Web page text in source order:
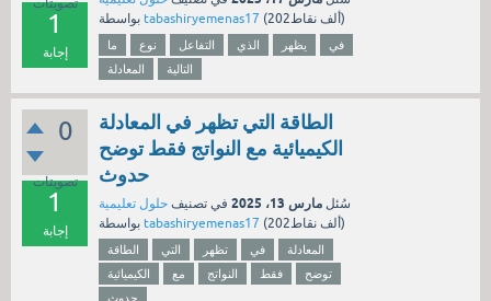
تصويتات
1
إجابة
tabashiryemenas17 ( 202ألف نقاط)
ما نوع التفاعل الذي يظهر
في
المعادلة
التالية
0
تصويتات
1
إجابة
الطاقة التي تظهر في المعادلة
الكيميائية مع النواتج فقط توضح
حدوث
سُئل مارس 13، 2025 في تصنيف حلول تعليمية
tabashiryemenas17 ( 202ألف نقاط)
الطاقة التي تظهر في
المعادلة
الكيميائية
مع النواتج فقط
توضح
حدوث